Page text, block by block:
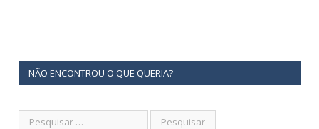
NÃO ENCONTROU O QUE QUERIA?